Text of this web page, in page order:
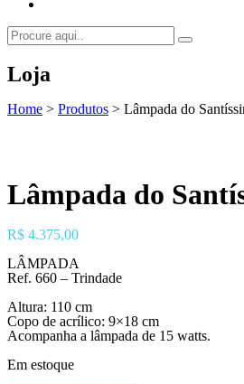
Loja
Home > Produtos > Lâmpada do
Lâmpada do
R$ 4.375,00
LÂMPADA
Ref. 660 – Trindade
Altura: 110 cm
Copo de acrílico: 9×18 cm
Acompanha a lâmpada de 15 watts.
Em estoque